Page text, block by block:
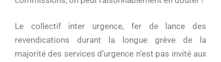
Le collectif inter urgence, fer de lance des
revendications durant la longue grève de la
majorité des services d’urgence n’est pas invité aux